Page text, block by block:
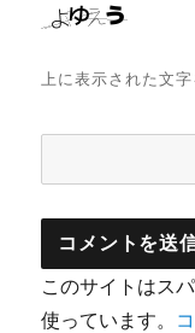
上に表示された文
このサイトはス
使っています。